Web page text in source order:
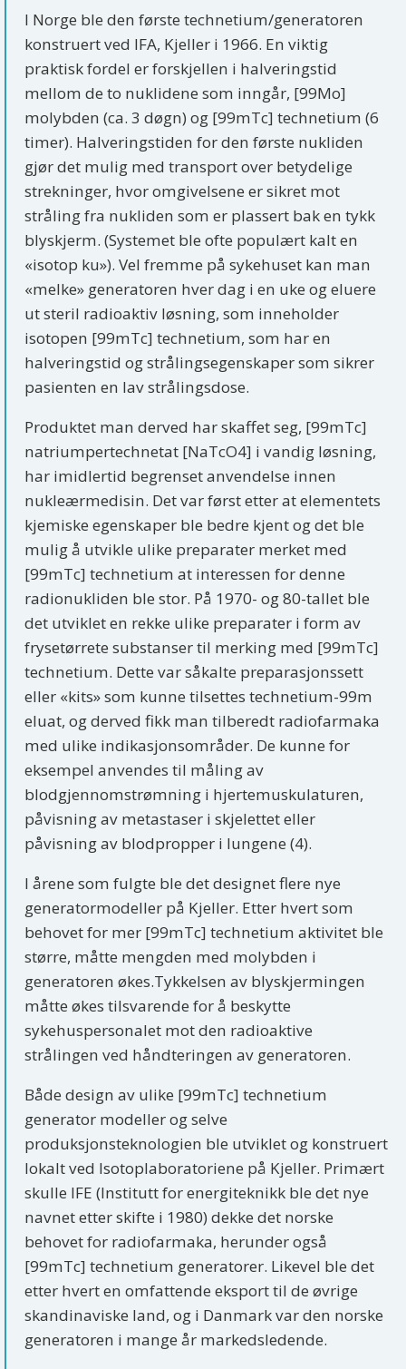
I Norge ble den første technetium/generatoren
konstruert ved IFA, Kjeller i 1966. En viktig
praktisk fordel er forskjellen i halveringstid
mellom de to nuklidene som inngår, [99Mo]
molybden (ca. 3 døgn) og [99mTc] technetium (6
timer). Halveringstiden for den første nukliden
gjør det mulig med transport over betydelige
strekninger, hvor omgivelsene er sikret mot
stråling fra nukliden som er plassert bak en tykk
blyskjerm. (Systemet ble ofte populært kalt en
«isotop ku»). Vel fremme på sykehuset kan man
«melke» generatoren hver dag i en uke og eluere
ut steril radioaktiv løsning, som inneholder
isotopen [99mTc] technetium, som har en
halveringstid og strålingsegenskaper som sikrer
pasienten en lav strålingsdose.
Produktet man derved har skaffet seg, [99mTc]
natriumpertechnetat [NaTcO4] i vandig løsning,
har imidlertid begrenset anvendelse innen
nukleærmedisin. Det var først etter at elementets
kjemiske egenskaper ble bedre kjent og det ble
mulig å utvikle ulike preparater merket med
[99mTc] technetium at interessen for denne
radionukliden ble stor. På 1970- og 80-tallet ble
det utviklet en rekke ulike preparater i form av
frysetørrete substanser til merking med [99mTc]
technetium. Dette var såkalte preparasjonssett
eller «kits» som kunne tilsettes technetium-99m
eluat, og derved fikk man tilberedt radiofarmaka
med ulike indikasjonsområder. De kunne for
eksempel anvendes til måling av
blodgjennomstrømning i hjertemuskulaturen,
påvisning av metastaser i skjelettet eller
påvisning av blodpropper i lungene (4).
I årene som fulgte ble det designet flere nye
generatormodeller på Kjeller. Etter hvert som
behovet for mer [99mTc] technetium aktivitet ble
større, måtte mengden med molybden i
generatoren økes.Tykkelsen av blyskjermingen
måtte økes tilsvarende for å beskytte
sykehuspersonalet mot den radioaktive
strålingen ved håndteringen av generatoren.
Både design av ulike [99mTc] technetium
generator modeller og selve
produksjonsteknologien ble utviklet og konstruert
lokalt ved Isotoplaboratoriene på Kjeller. Primært
skulle IFE (Institutt for energiteknikk ble det nye
navnet etter skifte i 1980) dekke det norske
behovet for radiofarmaka, herunder også
[99mTc] technetium generatorer. Likevel ble det
etter hvert en omfattende eksport til de øvrige
skandinaviske land, og i Danmark var den norske
generatoren i mange år markedsledende.